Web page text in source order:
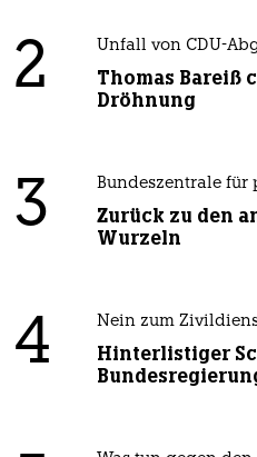
2 Unfall von CDU-
Thomas Bareiß
Dröhnung
3 Bundeszentrale
Zurück zu den
Wurzeln
4 Nein zum
Hinterlistiger